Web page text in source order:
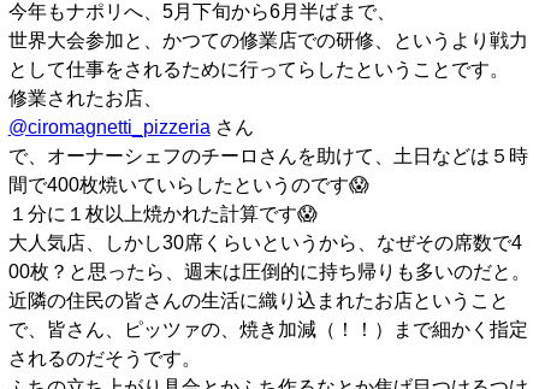
今年もナポリへ、5月下旬から6月半ばまで、
世界大会参加と、かつての修業店での研修、というより戦力
として仕事をされるために行ってらしたということです。
修業されたお店、
@ciromagnetti_pizzeria さん
で、オーナーシェフのチーロさんを助けて、土日などは５時
間で400枚焼いていらしたというのです😱
１分に１枚以上焼かれた計算です😱
大人気店、しかし30席くらいというから、なぜその席数で4
00枚？と思ったら、週末は圧倒的に持ち帰りも多いのだと。
近隣の住民の皆さんの生活に織り込まれたお店ということ
で、皆さん、ピッツァの、焼き加減（！！）まで細かく指定
されるのだそうです。